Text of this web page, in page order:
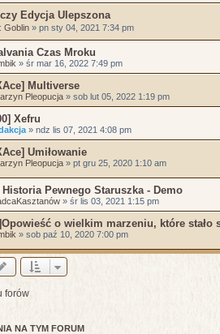
Edycja Ulepszona
Goblin » pn sty 04, 2021 7:34 pm
Czas Mroku
» śr mar 16, 2022 7:49 pm
Multiverse
Pleopucja » sob lut 05, 2022 1:19 pm
Xefru
» ndz lis 07, 2021 4:08 pm
Umiłowanie
Pleopucja » pt gru 25, 2020 1:10 am
Historia Pewnego Staruszka - Demo
» śr lis 03, 2021 1:15 pm
o wielkim marzeniu, które stało
» sob paź 10, 2020 7:00 pm
forów
NA TYM FORUM